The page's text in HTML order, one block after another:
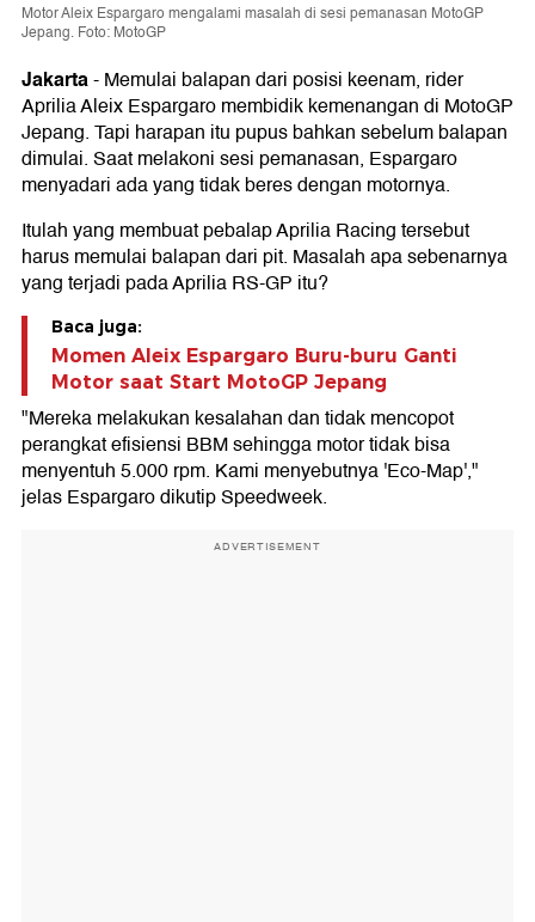
Motor Aleix Espargaro mengalami masalah di sesi pemanasan MotoGP
Jepang. Foto: MotoGP
Jakarta-Memulai balapan dari posisi keenam, rider
Aprilia Aleix Espargaro membidik kemenangan di MotoGP
Jepang. Tapi harapan itu pupus bahkan sebelum balapan
dimulai. Saat melakoni sesi pemanasan, Espargaro
menyadari ada yang tidak beres dengan motornya.
Itulah yang membuat pebalap Aprilia Racing tersebut
harus memulai balapan dari pit. Masalah apa sebenarnya
yang terjadi pada Aprilia RS-GP itu?
Baca juga:
Momen Aleix Espargaro Buru-buru Ganti
Motor saat Start MotoGP Jepang
"Mereka melakukan kesalahan dan tidak mencopot
perangkat efisiensi BBM sehingga motor tidak bisa
menyentuh 5.000 rpm. Kami menyebutnya 'Eco-Map',"
jelas Espargaro dikutip Speedweek.
ADVERTISEMENT